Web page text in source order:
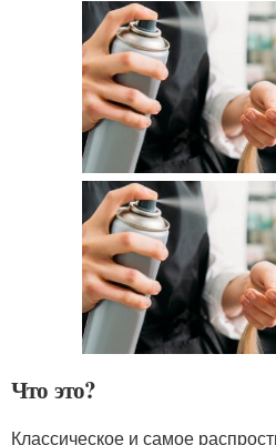
Что это?
Классическое и самое